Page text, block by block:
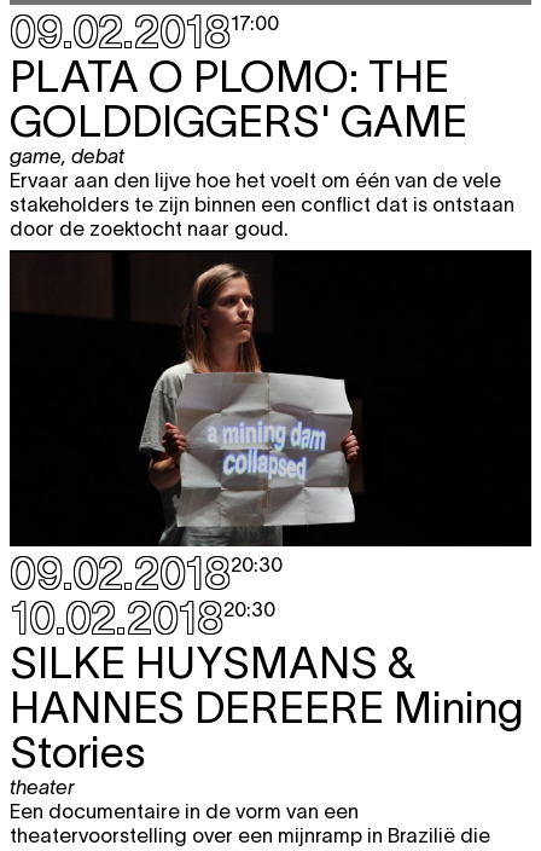
09.02.201817:00
PLATA O PLOMO: THE
GOLDDIGGERS' GAME
game, debat
Ervaar aan den lijve hoe het voelt om één van de vele
stakeholders te zijn binnen een conflict dat is ontstaan
door de zoektocht naar goud.
09.02.201820:30
10.02.201820:30
SILKE HUYSMANS &
HANNES DEREERE Mining
Stories
theater
Een documentaire in de vorm van een
theatervoorstelling over een mijnramp in Brazilië die